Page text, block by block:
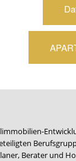
Berater und